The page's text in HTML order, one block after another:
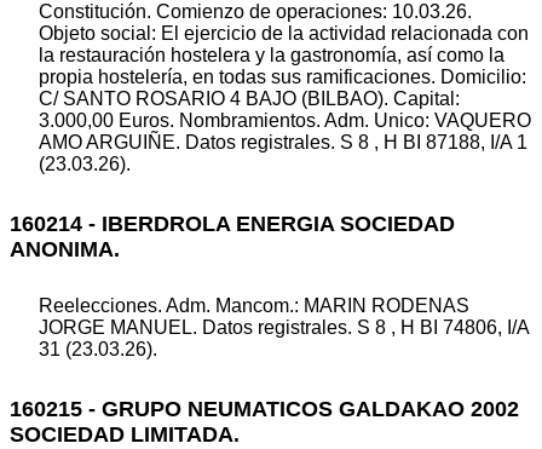
Constitución. Comienzo de operaciones: 10.03.26.
Objeto social: El ejercicio de la actividad relacionada con
la restauración hostelera y la gastronomía, así como la
propia hostelería, en todas sus ramificaciones. Domicilio:
C/ SANTO ROSARIO 4 BAJO (BILBAO). Capital:
3.000,00 Euros. Nombramientos. Adm. Unico: VAQUERO
AMO ARGUIÑE. Datos registrales. S 8 , H BI 87188, I/A 1
(23.03.26).
160214 - IBERDROLA ENERGIA SOCIEDAD
ANONIMA.
Reelecciones. Adm. Mancom.: MARIN RODENAS
JORGE MANUEL. Datos registrales. S 8 , H BI 74806, I/A
31 (23.03.26).
160215 - GRUPO NEUMATICOS GALDAKAO 2002
SOCIEDAD LIMITADA.